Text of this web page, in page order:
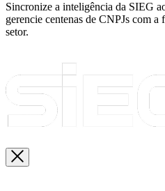
Sincronize a inteligência da SIEG
gerencie centenas de CNPJs com
setor.